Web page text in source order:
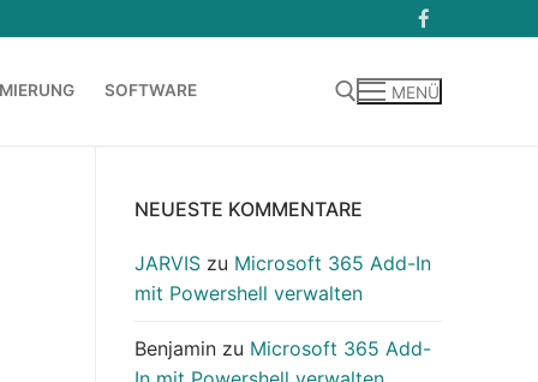
SOFTWARE MENÜ
NEUESTE KOMMENTARE
JARVIS zu Microsoft 365 Add-In
mit Powershell verwalten
Benjamin zu Microsoft 365 Add-